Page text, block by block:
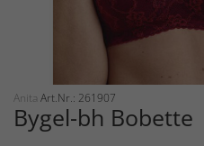
Anita Art.Nr.: 261907
Bygel-bh Bobette